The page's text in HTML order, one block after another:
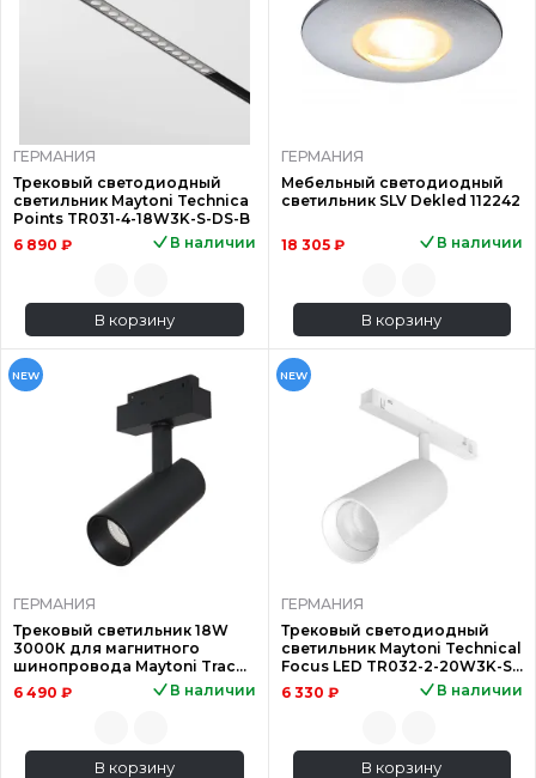
ГЕРМАНИЯ
Трековый светодиодный
светильник Maytoni Technica
Points TR031-4-18W3K-S-DS-B
6 890 ₽
В наличии
В корзину
ГЕРМАНИЯ
Мебельный светодиодный
светильник SLV Dekled 112242
18 305 ₽ В наличии
В корзину
NEW
ГЕРМАНИЯ
Трековый светильник 18W
3000К для магнитного
шинопровода Maytoni Track
lamps TR019-2-15W3K-B
6 490 ₽ В наличии
В корзину
NEW
ГЕРМАНИЯ
Трековый светодиодный
светильник Maytoni Technical
Focus LED TR032-2-20W3K-S-
W
6 330 ₽ В наличии
В корзину